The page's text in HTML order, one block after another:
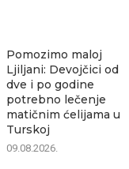
Pomozimo maloj
Ljiljani: Devojčici od
dve i po godine
potrebno lečenje
matičnim ćelijama u
Turskoj
09.08.2026.